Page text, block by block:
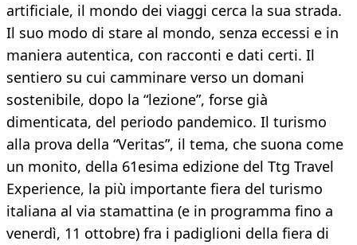
artificiale, il mondo dei viaggi cerca la sua strada.
Il suo modo di stare al mondo, senza eccessi e in
maniera autentica, con racconti e dati certi. Il
sentiero su cui camminare verso un domani
sostenibile, dopo la “lezione”, forse già
dimenticata, del periodo pandemico. Il turismo
alla prova della “Veritas”, il tema, che suona come
un monito, della 61esima edizione del Ttg Travel
Experience, la più importante fiera del turismo
italiana al via stamattina (e in programma fino a
venerdì, 11 ottobre) fra i padiglioni della fiera di